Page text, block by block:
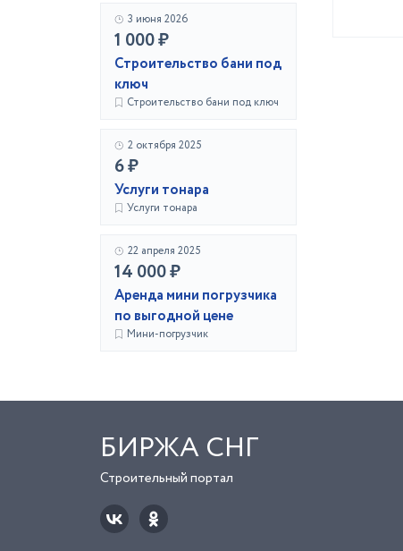
3 июня 2026
1 000 ₽
Строительство бани под
ключ
Строительство бани под ключ
2 октября 2025
6 ₽
Услуги тонара
Услуги тонара
22 апреля 2025
14 000 ₽
Аренда мини погрузчика
по выгодной цене
Мини-погрузчик
БИРЖА СНГ
Строительный портал